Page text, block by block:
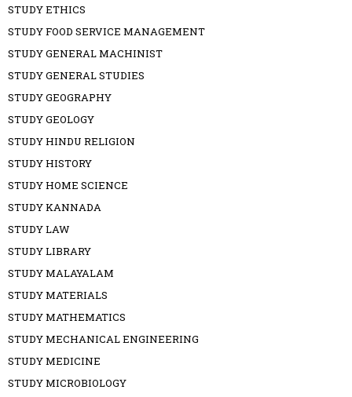
STUDY ETHICS
STUDY FOOD SERVICE MANAGEMENT
STUDY GENERAL MACHINIST
STUDY GENERAL STUDIES
STUDY GEOGRAPHY
STUDY GEOLOGY
STUDY HINDU RELIGION
STUDY HISTORY
STUDY HOME SCIENCE
STUDY KANNADA
STUDY LAW
STUDY LIBRARY
STUDY MALAYALAM
STUDY MATERIALS
STUDY MATHEMATICS
STUDY MECHANICAL ENGINEERING
STUDY MEDICINE
STUDY MICROBIOLOGY